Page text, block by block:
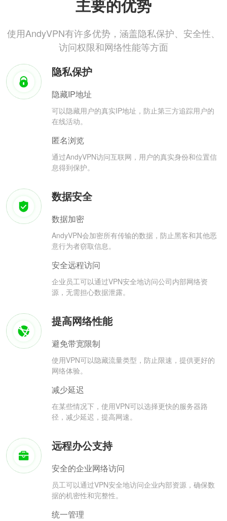
主要的优势
使用AndyVPN有许多优势，涵盖隐私保护、安全性、
访问权限和网络性能等方面
隐私保护
隐藏IP地址
可以隐藏用户的真实IP地址，防止第三方追踪用户的
在线活动。
匿名浏览
通过AndyVPN访问互联网，用户的真实身份和位置信
息得到保护。
数据安全
数据加密
AndyVPN会加密所有传输的数据，防止黑客和其他恶
意行为者窃取信息。
安全远程访问
企业员工可以通过VPN安全地访问公司内部网络资
源，无需担心数据泄露。
提高网络性能
避免带宽限制
使用VPN可以隐藏流量类型，防止限速，提供更好的
网络体验。
减少延迟
在某些情况下，使用VPN可以选择更快的服务器路
径，减少延迟，提高网速。
远程办公支持
安全的企业网络访问
员工可以通过VPN安全地访问企业内部资源，确保数
据的机密性和完整性。
统一管理